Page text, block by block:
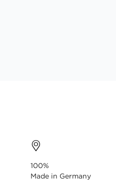
100%
Made in Germany